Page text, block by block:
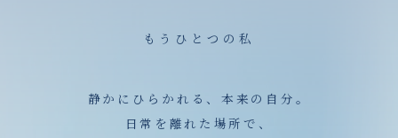
もうひとつの私
静かにひらかれる、本来の自分。
日常を離れた場所で、